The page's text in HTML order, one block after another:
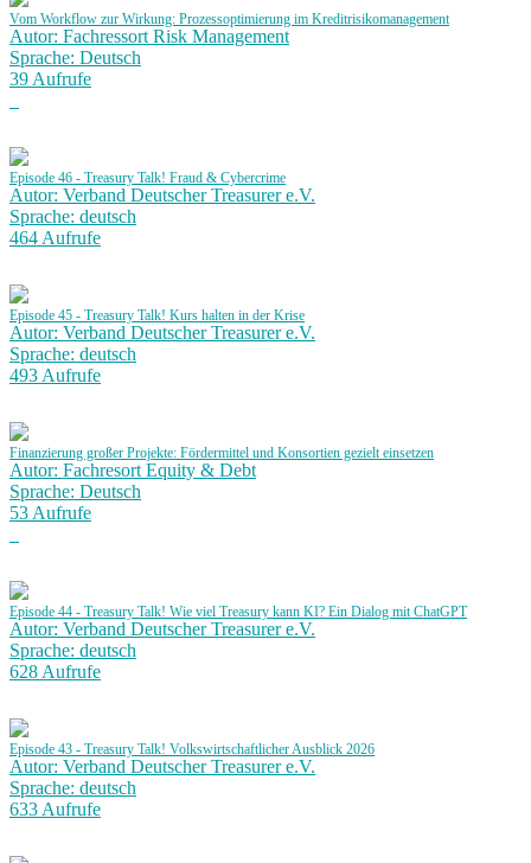
Vom Workflow zur Wirkung: Prozessoptimierung im Kreditrisikomanagement
Autor: Fachressort Risk Management
Sprache: Deutsch
39 Aufrufe
Episode 46 - Treasury Talk! Fraud & Cybercrime
Autor: Verband Deutscher Treasurer e.V.
Sprache: deutsch
464 Aufrufe
Episode 45 - Treasury Talk! Kurs halten in der Krise
Autor: Verband Deutscher Treasurer e.V.
Sprache: deutsch
493 Aufrufe
Finanzierung großer Projekte: Fördermittel und Konsortien gezielt einsetzen
Autor: Fachresort Equity & Debt
Sprache: Deutsch
53 Aufrufe
Episode 44 - Treasury Talk! Wie viel Treasury kann KI? Ein Dialog mit ChatGPT
Autor: Verband Deutscher Treasurer e.V.
Sprache: deutsch
628 Aufrufe
Episode 43 - Treasury Talk! Volkswirtschaftlicher Ausblick 2026
Autor: Verband Deutscher Treasurer e.V.
Sprache: deutsch
633 Aufrufe